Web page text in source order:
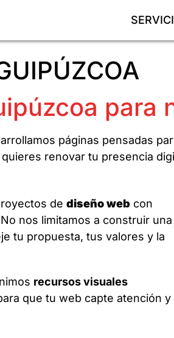
páginas pensadas
renovar tu presencia
de diseño web con
nos limitamos a construir una
tu propuesta, tus valores y la
recursos visuales
que tu web capte atención y